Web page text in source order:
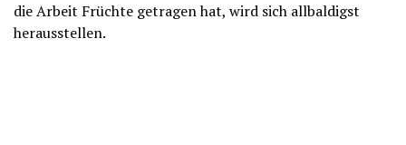
die Arbeit Früchte getragen hat, wird sich allbaldigst
herausstellen.